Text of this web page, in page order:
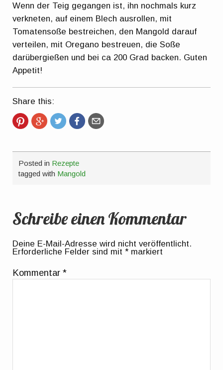
Wenn der Teig gegangen ist, ihn nochmals kurz
verkneten, auf einem Blech ausrollen, mit
Tomatensoße bestreichen, den Mangold darauf
verteilen, mit Oregano bestreuen, die Soße
darübergießen und bei ca 200 Grad backen. Guten
Appetit!
Share this:
Posted in Rezepte
tagged with Mangold
Schreibe einen Kommentar
Deine E-Mail-Adresse wird nicht veröffentlicht.
Erforderliche Felder sind mit* markiert
Kommentar*